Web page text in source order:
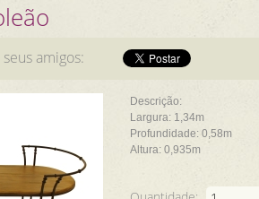
amigos:
Descrição:
Largura: 1,34m
Profundidade: 0,58m
Altura: 0,935m